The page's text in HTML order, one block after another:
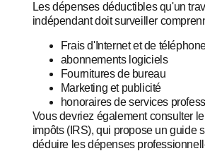
Les dépenses déductibles qu'un
indépendant doit surveiller
Frais d'Internet et de
abonnements logiciels
Fournitures de bureau
Marketing et publicité
honoraires de services
Vous devriez également consulter
impôts (IRS), qui propose un guide
déduire les dépenses